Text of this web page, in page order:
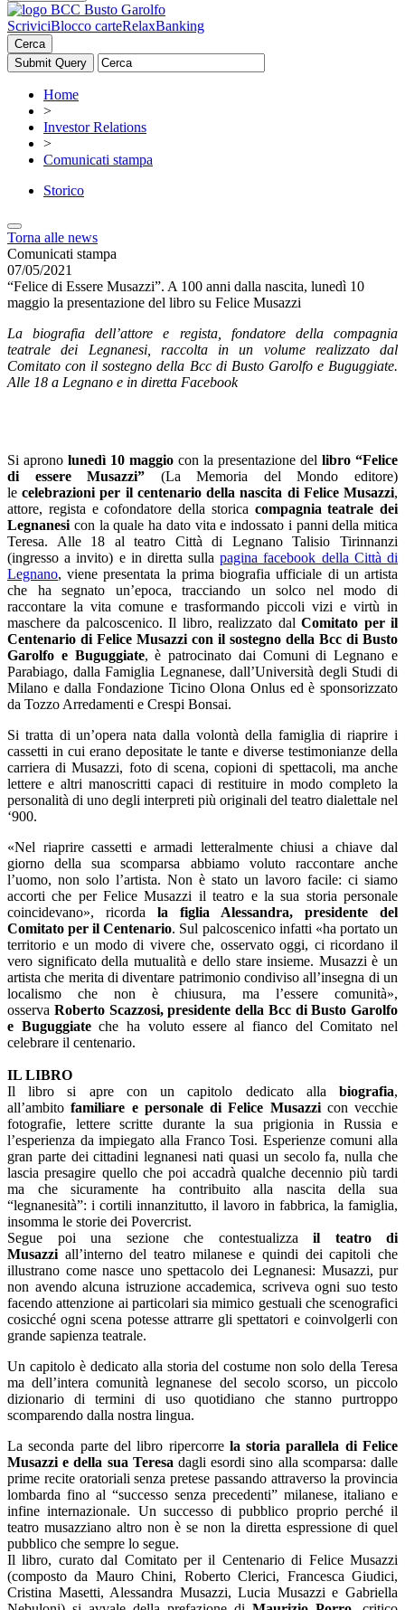
ScriviciBlocco carteRelaxBanking
Cerca
Home
>
Investor Relations
>
Comunicati stampa
Storico
Torna alle news
Comunicati stampa
07/05/2021
“Felice di Essere Musazzi”. A 100 anni dalla nascita, lunedì 10
maggio la presentazione del libro su Felice Musazzi
La biografia dell’attore e regista, fondatore della compagnia
teatrale dei Legnanesi, raccolta in un volume realizzato dal
Comitato con il sostegno della Bcc di Busto Garolfo e Buguggiate.
Alle 18 a Legnano e in diretta Facebook
Si aprono lunedì 10 maggio con la presentazione del libro “Felice
di essere Musazzi” (La Memoria del Mondo editore)
lecelebrazioni per il centenario della nascita di Felice Musazzi,
attore, regista e cofondatore della storica compagnia teatrale dei
Legnanesi con la quale ha dato vita e indossato i panni della mitica
Teresa. Alle 18 al teatro Città di Legnano Talisio Tirinnanzi
(ingresso a invito) e in diretta sullapagina facebook della Città di
Legnano, viene presentata la prima biografia ufficiale di un artista
che ha segnato un’epoca, tracciando un solco nel modo di
raccontare la vita comune e trasformando piccoli vizi e virtù in
maschere da palcoscenico. Il libro, realizzato dalComitato per il
Centenario di Felice Musazzi con il sostegno della Bcc di Busto
Garolfo e Buguggiate, è patrocinato dai Comuni di Legnano e
Parabiago, dalla Famiglia Legnanese, dall’Università degli Studi di
Milano e dalla Fondazione Ticino Olona Onlus ed è sponsorizzato
da Tozzo Arredamenti e Crespi Bonsai.
Si tratta di un’opera nata dalla volontà della famiglia di riaprire i
cassetti in cui erano depositate le tante e diverse testimonianze della
carriera di Musazzi, foto di scena, copioni di spettacoli, ma anche
lettere e altri manoscritti capaci di restituire in modo completo la
personalità di uno degli interpreti più originali del teatro dialettale nel
‘900.
«Nel riaprire cassetti e armadi letteralmente chiusi a chiave dal
giorno della sua scomparsa abbiamo voluto raccontare anche
l’uomo, non solo l’artista. Non è stato un lavoro facile: ci siamo
accorti che per Felice Musazzi il teatro e la sua storia personale
coincidevano», ricorda la figlia Alessandra, presidente del
Comitato per il Centenario. Sul palcoscenico infatti «ha portato un
territorio e un modo di vivere che, osservato oggi, ci ricordano il
vero significato della mutualità e dello stare insieme. Musazzi è un
artista che merita di diventare patrimonio condiviso all’insegna di un
localismo che non è chiusura, ma l’essere comunità»,
osserva Roberto Scazzosi, presidente della Bcc di Busto Garolfo
e Buguggiateche ha voluto essere al fianco del Comitato nel
celebrare il centenario.
IL LIBRO
Il libro si apre con un capitolo dedicato alla biografia,
all’ambitofamiliare e personale di Felice Musazzicon vecchie
fotografie, lettere scritte durante la sua prigionia in Russia e
l’esperienza da impiegato alla Franco Tosi. Esperienze comuni alla
gran parte dei cittadini legnanesi nati quasi un secolo fa, nulla che
lascia presagire quello che poi accadrà qualche decennio più tardi
ma che sicuramente ha contribuito alla nascita della sua
“legnanesità”: i cortili innanzitutto, il lavoro in fabbrica, la famiglia,
insomma le storie dei Povercrist.
Segue poi una sezione che contestualizza il teatro di
Musazzi all’interno del teatro milanese e quindi dei capitoli che
illustrano come nasce uno spettacolo dei Legnanesi: Musazzi, pur
non avendo alcuna istruzione accademica, scriveva ogni suo testo
facendo attenzione ai particolari sia mimico gestuali che scenografici
cosicché ogni scena potesse attrarre gli spettatori e coinvolgerli con
grande sapienza teatrale.
Un capitolo è dedicato alla storia del costume non solo della Teresa
ma dell’intera comunità legnanese del secolo scorso, un piccolo
dizionario di termini di uso quotidiano che stanno purtroppo
scomparendo dalla nostra lingua.
La seconda parte del libro ripercorre la storia parallela di Felice
Musazzi e della sua Teresa dagli esordi sino alla scomparsa: dalle
prime recite oratoriali senza pretese passando attraverso la provincia
lombarda fino al “successo senza precedenti” milanese, italiano e
infine internazionale. Un successo di pubblico proprio perché il
teatro musazziano altro non è se non la diretta espressione di quel
pubblico che sempre lo segue.
Il libro, curato dal Comitato per il Centenario di Felice Musazzi
(composto da Mauro Chini, Roberto Clerici, Francesca Giudici,
Cristina Masetti, Alessandra Musazzi, Lucia Musazzi e Gabriella